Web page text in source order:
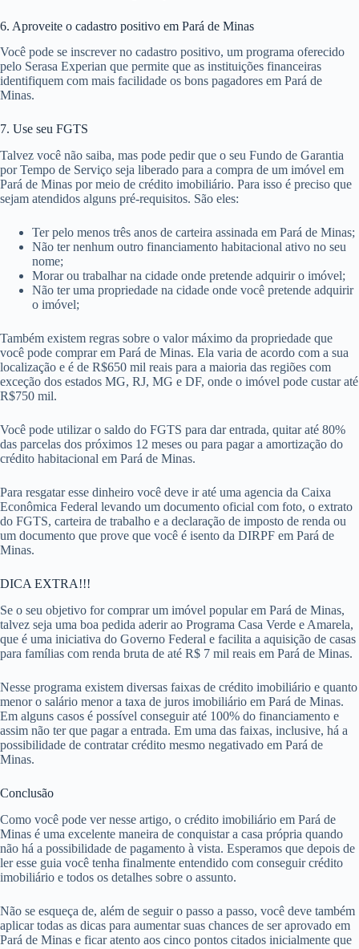
6. Aproveite o cadastro positivo em Pará de Minas
Você pode se inscrever no cadastro positivo, um programa oferecido
pelo Serasa Experian que permite que as instituições financeiras
identifiquem com mais facilidade os bons pagadores em Pará de
Minas.
7. Use seu FGTS
Talvez você não saiba, mas pode pedir que o seu Fundo de Garantia
por Tempo de Serviço seja liberado para a compra de um imóvel em
Pará de Minas por meio de crédito imobiliário. Para isso é preciso que
sejam atendidos alguns pré-requisitos. São eles:
Ter pelo menos três anos de carteira assinada em Pará de Minas;
Não ter nenhum outro financiamento habitacional ativo no seu
nome;
Morar ou trabalhar na cidade onde pretende adquirir o imóvel;
Não ter uma propriedade na cidade onde você pretende adquirir
o imóvel;
Também existem regras sobre o valor máximo da propriedade que
você pode comprar em Pará de Minas. Ela varia de acordo com a sua
localização e é de R$650 mil reais para a maioria das regiões com
exceção dos estados MG, RJ, MG e DF, onde o imóvel pode custar até
R$750 mil.
Você pode utilizar o saldo do FGTS para dar entrada, quitar até 80%
das parcelas dos próximos 12 meses ou para pagar a amortização do
crédito habitacional em Pará de Minas.
Para resgatar esse dinheiro você deve ir até uma agencia da Caixa
Econômica Federal levando um documento oficial com foto, o extrato
do FGTS, carteira de trabalho e a declaração de imposto de renda ou
um documento que prove que você é isento da DIRPF em Pará de
Minas.
DICA EXTRA!!!
Se o seu objetivo for comprar um imóvel popular em Pará de Minas,
talvez seja uma boa pedida aderir ao Programa Casa Verde e Amarela,
que é uma iniciativa do Governo Federal e facilita a aquisição de casas
para famílias com renda bruta de até R$ 7 mil reais em Pará de Minas.
Nesse programa existem diversas faixas de crédito imobiliário e quanto
menor o salário menor a taxa de juros imobiliário em Pará de Minas.
Em alguns casos é possível conseguir até 100% do financiamento e
assim não ter que pagar a entrada. Em uma das faixas, inclusive, há a
possibilidade de contratar crédito mesmo negativado em Pará de
Minas.
Conclusão
Como você pode ver nesse artigo, o crédito imobiliário em Pará de
Minas é uma excelente maneira de conquistar a casa própria quando
não há a possibilidade de pagamento à vista. Esperamos que depois de
ler esse guia você tenha finalmente entendido com conseguir crédito
imobiliário e todos os detalhes sobre o assunto.
Não se esqueça de, além de seguir o passo a passo, você deve também
aplicar todas as dicas para aumentar suas chances de ser aprovado em
Pará de Minas e ficar atento aos cinco pontos citados inicialmente que